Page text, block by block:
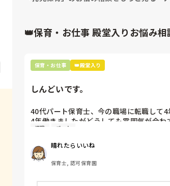
月案の書き方、
嫌がられる私（というか、20代全員午睡
など、もし今までの経験から言えることが
ドバイス頂けないでしょうか…🙇‍♂️💦
ない日は違う保育士という感じで少しずつ慣
た。
して眠る。だったと思います。
👑保育・お仕事 殿堂入りお悩み相
保育・お仕事 👑殿堂入り
しんどいです。
40代パート保育士、今の職場に転職して4
4年働きましたがどうしても雰囲気が合わ
退職しようと思っています。
周りの職員は、勤続10年以上から何十年と
ほとんどです。
保護者子どもの愚痴悪口が多く、
子どもの前でも
退職 パート
晴れたらいいね
保育士, 認可保育園